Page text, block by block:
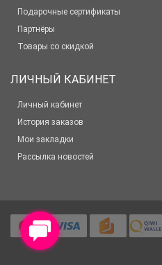
Подарочные сертификаты
Партнёры
Товары со скидкой
ЛИЧНЫЙ КАБИНЕТ
Личный кабинет
История заказов
Мои закладки
Рассылка новостей